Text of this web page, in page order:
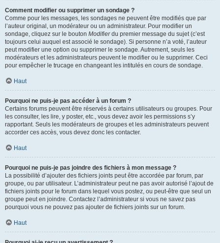
Comment modifier ou supprimer un sondage ?
Comme pour les messages, les sondages ne peuvent être modifiés que par
l’auteur original, un modérateur ou un administrateur. Pour modifier un
sondage, cliquez sur le bouton Modifierdu premier message du sujet (c’est
toujours celui auquel est associé le sondage). Si personne n’a voté, l’auteur
peut modifier une option ou supprimer le sondage. Autrement, seuls les
modérateurs et les administrateurs peuvent le modifier ou le supprimer. Ceci
pour empêcher le trucage en changeant les intitulés en cours de sondage.
Haut
Pourquoi ne puis-je pas accéder à un forum ?
Certains forums peuvent être réservés à certains utilisateurs ou groupes. Pour
les consulter, les lire, y poster, etc., vous devez avoir les permissions s’y
rapportant. Seuls les modérateurs de groupes et les administrateurs peuvent
accorder ces accès, vous devez donc les contacter.
Haut
Pourquoi ne puis-je pas joindre des fichiers à mon message ?
La possibilité d’ajouter des fichiers joints peut être accordée par forum, par
groupe, ou par utilisateur. L’administrateur peut ne pas avoir autorisé l’ajout de
fichiers joints pour le forum dans lequel vous postez, ou peut-être que seul un
groupe peut en joindre. Contactez l’administrateur si vous ne savez pas
pourquoi vous ne pouvez pas ajouter de fichiers joints sur un forum.
Haut